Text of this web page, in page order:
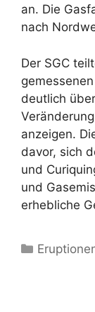
an. Die
nach
Der SGC
deutlich
anzeigen.
davor, sich
und
und
erhebliche